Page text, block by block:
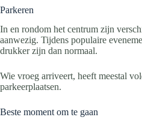
Parkeren
In en rondom het centrum zijn
aanwezig. Tijdens populaire
drukker zijn dan normaal.
Wie vroeg arriveert, heeft meestal
parkeerplaatsen.
Beste moment om te gaan